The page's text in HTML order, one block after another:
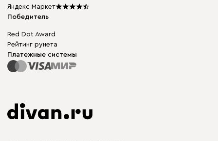
Подарочные сертификаты
Мы в прессе
Яндекс Маркет
Победитель
Red Dot Award
Рейтинг рунета
Платежные системы